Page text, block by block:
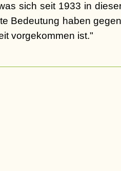
sich seit 1933 in
Bedeutung haben
vorgekommen ist."